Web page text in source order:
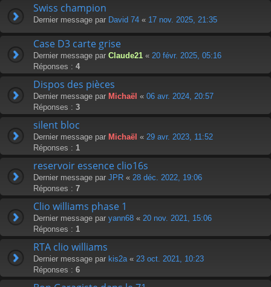
Swiss champion
Dernier message par David 74 « 17 nov. 2025, 21:35
Case D3 carte grise
Dernier message par Claude21 « 20 févr. 2025, 05:16
Réponses : 4
Dispos des pièces
Dernier message par Michaël « 06 avr. 2024, 20:57
Réponses : 3
silent bloc
Dernier message par Michaël « 29 avr. 2023, 11:52
Réponses : 1
reservoir essence clio16s
Dernier message par JPR « 28 déc. 2022, 19:06
Réponses : 7
Clio williams phase 1
Dernier message par yann68 « 20 nov. 2021, 15:06
Réponses : 1
RTA clio williams
Dernier message par kis2a « 23 oct. 2021, 10:23
Réponses : 6